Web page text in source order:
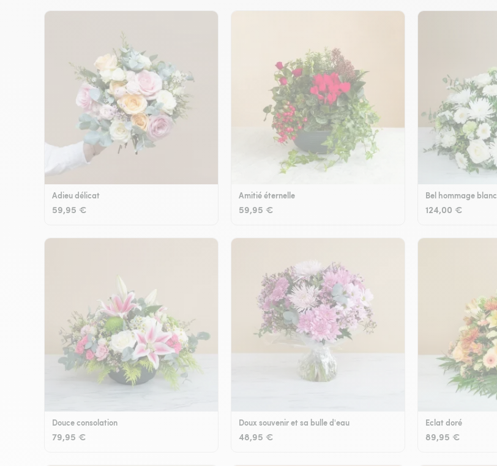
Adieu délicat
59,95 €
Amitié éternelle
59,95 €
Bel hommage blanc
124,00 €
Douce consolation
79,95 €
Doux souvenir et sa bulle d'eau
48,95 €
Eclat doré
89,95 €